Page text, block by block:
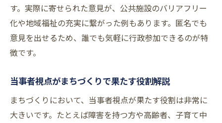
す。実際に寄せられた意見が、公共施設のバリアフリー
化や地域福祉の充実に繋がった例もあります。匿名でも
意見を出せるため、誰でも気軽に行政参加できるのが特
徴です。
当事者視点がまちづくりで果たす役割解説
まちづくりにおいて、当事者視点が果たす役割は非常に
大きいです。たとえば障害を持つ方や高齢者、子育て中